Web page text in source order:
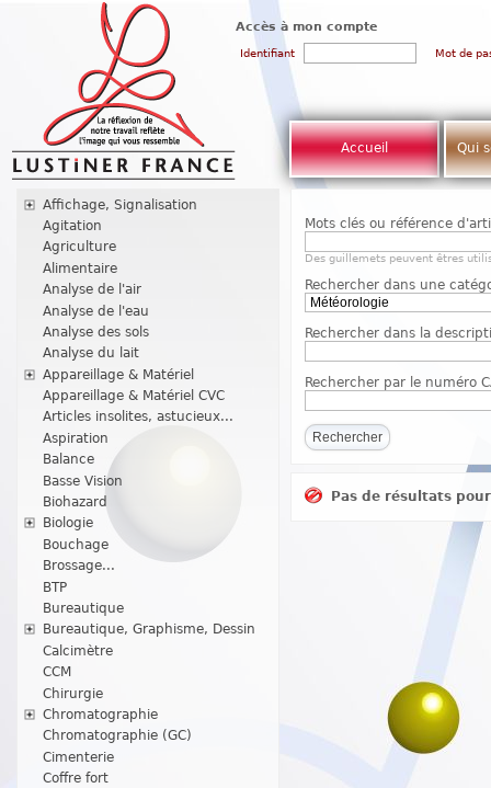
Accès à mon compte
Identifiant Mot de
Accueil Qui
Affichage, Signalisation
Agitation
Agriculture
Alimentaire
Analyse de l'air
Analyse de l'eau
Analyse des sols
Analyse du lait
Appareillage & Matériel
Appareillage & Matériel CVC
Articles insolites, astucieux...
Aspiration
Balance
Basse Vision
Biohazard
Biologie
Bouchage
Brossage...
BTP
Bureautique
Bureautique, Graphisme, Dessin
Calcimètre
CCM
Chirurgie
Chromatographie
Chromatographie (GC)
Cimenterie
Coffre fort
Mots clés ou référence
Des guillemets peuvent êtres
Rechercher dans une
Rechercher dans la
Rechercher par le numéro
Pas de résultats